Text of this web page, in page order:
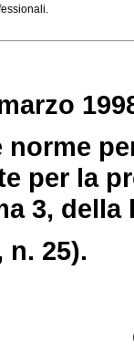
norme
per la
3, della
n. 25).